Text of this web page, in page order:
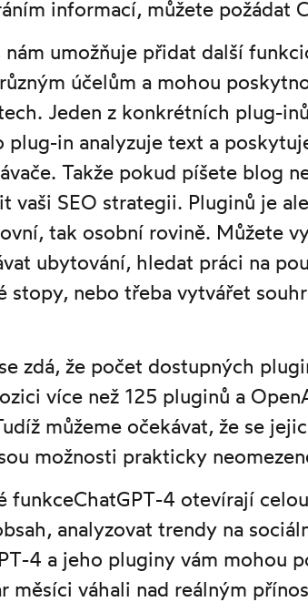
informací, můžete požádat
umožňuje přidat další
účelům a mohou
Jeden z konkrétních plug-
plug-in analyzuje text a
Takže pokud píšete blog
vaši SEO strategii. Pluginů je
tak osobní rovině. Můžete
ubytování, hledat práci na
stopy, nebo třeba vytvářet
zdá, že počet dostupných
více než 125 pluginů a
můžeme očekávat, že se
možnosti prakticky
funkceChatGPT-4 otevírají
analyzovat trendy na
4 a jeho pluginy vám mohou
měsíci váhali nad reálným